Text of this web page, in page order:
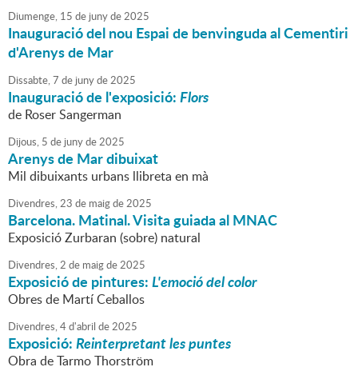
Diumenge, 15 de junyde2025
Inauguració del nou Espai de benvinguda al Cementiri
d'Arenys de Mar
Dissabte,7 de junyde2025
Inauguració de l'exposició:Flors
de Roser Sangerman
Dijous, 5 de junyde2025
Arenys de Mar dibuixat
Mil dibuixants urbans llibreta en mà
Divendres,23 de maigde2025
Barcelona. Matinal. Visita guiada al MNAC
Exposició Zurbaran (sobre) natural
Divendres,2 de maigde2025
Exposició de pintures:L'emoció del color
Obres de Martí Ceballos
Divendres,4d'abril de2025
Exposició:Reinterpretant les puntes
Obra de Tarmo Thorström